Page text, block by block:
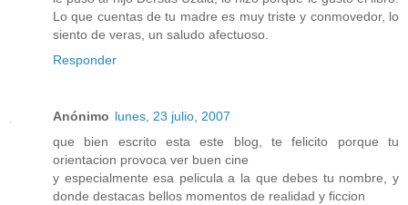
Lo que cuentas de tu madre es muy triste y conmovedor, lo
siento de veras, un saludo afectuoso.
Responder
Anónimo lunes, 23 julio, 2007
que bien escrito esta este blog, te felicito porque tu
orientacion provoca ver buen cine
y especialmente esa pelicula a la que debes tu nombre, y
donde destacas bellos momentos de realidad y ficcion